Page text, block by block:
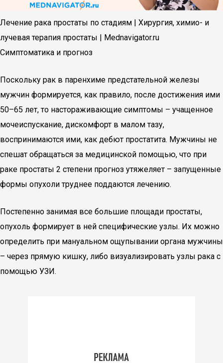
Лечение рака простаты по стадиям | Хирургия, химио- и
лучевая терапия простаты | Mednavigator.ru
Симптоматика и прогноз
Поскольку рак в паренхиме предстательной железы
мужчин формируется, как правило, после достижения ими
50–65 лет, то настораживающие симптомы – учащенное
мочеиспускание, дискомфорт в малом тазу,
воспринимаются ими, как дебют простатита. Мужчины не
спешат обращаться за медицинской помощью, что при
раке простаты 2 степени прогноз утяжеляет – запущенные
формы опухоли труднее поддаются лечению.
Постепенно занимая все большие площади простаты,
опухоль формирует в ней специфические узлы. Их можно
определить при мануальном ощупывании органа мужчины
– через прямую кишку, либо визуализировать узлы рака с
помощью УЗИ.